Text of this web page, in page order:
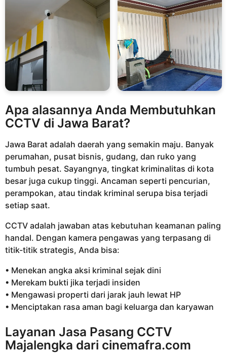
Apa alasannya Anda Membutuhkan
CCTV di Jawa Barat?
Jawa Barat adalah daerah yang semakin maju. Banyak
perumahan, pusat bisnis, gudang, dan ruko yang
tumbuh pesat. Sayangnya, tingkat kriminalitas di kota
besar juga cukup tinggi. Ancaman seperti pencurian,
perampokan, atau tindak kriminal serupa bisa terjadi
setiap saat.
CCTV adalah jawaban atas kebutuhan keamanan paling
handal. Dengan kamera pengawas yang terpasang di
titik-titik strategis, Anda bisa:
• Menekan angka aksi kriminal sejak dini
• Merekam bukti jika terjadi insiden
• Mengawasi properti dari jarak jauh lewat HP
• Menciptakan rasa aman bagi keluarga dan karyawan
Layanan Jasa Pasang CCTV
Majalengka dari cinemafra.com